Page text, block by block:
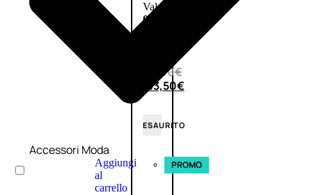
Valutato
0su
58,00€
43,50€
ESAURITO
Aggiungi
al
carrello
PROMO
Accessori Moda